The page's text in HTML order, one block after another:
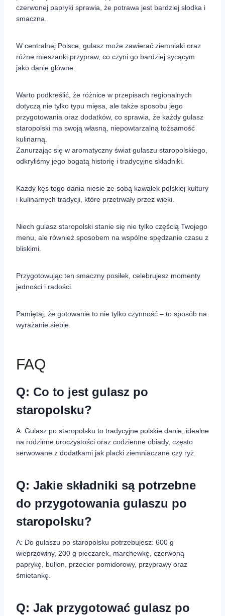
czerwonej papryki sprawia, że potrawa jest bardziej słodka i
smaczna.
W centralnej Polsce, gulasz może zawierać ziemniaki oraz
różne mieszanki przypraw, co czyni go bardziej sycącym
jako danie główne.
Warto podkreślić, że różnice w przepisach regionalnych
dotyczą nie tylko typu mięsa, ale także sposobu jego
przygotowania oraz dodatków, co sprawia, że każdy gulasz
staropolski ma swoją własną, niepowtarzalną tożsamość
kulinarną.
Zanurzając się w aromatyczny świat gulaszu staropolskiego,
odkryliśmy jego bogatą historię i tradycyjne składniki.
Każdy kęs tego dania niesie ze sobą kawałek polskiej kultury
i kulinarnych tradycji, które przetrwały przez wieki.
Niech gulasz staropolski stanie się nie tylko częścią Twojego
menu, ale również sposobem na wspólne spędzanie czasu z
bliskimi.
Przygotowując ten smaczny posiłek, celebrujesz momenty
jedności i radości.
Pamiętaj, że gotowanie to nie tylko czynność – to sposób na
wyrażanie siebie.
FAQ
Q: Co to jest gulasz po
staropolsku?
A: Gulasz po staropolsku to tradycyjne polskie danie, idealne
na rodzinne uroczystości oraz codzienne obiady, często
serwowane z dodatkami jak placki ziemniaczane czy ryż.
Q: Jakie składniki są potrzebne
do przygotowania gulaszu po
staropolsku?
A: Do gulaszu po staropolsku potrzebujesz: 600 g
wieprzowiny, 200 g pieczarek, marchewkę, czerwoną
paprykę, bulion, przecier pomidorowy, przyprawy oraz
śmietankę.
Q: Jak przygotować gulasz po